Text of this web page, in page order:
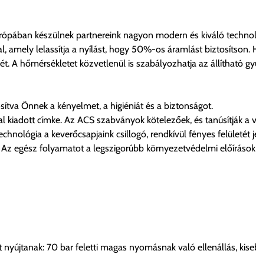
készülnek partnereink nagyon modern és kiváló
amely lelassítja a nyílást, hogy 50%-os áramlást
A hőmérsékletet közvetlenül is szabályozhatja az állítható
Önnek a kényelmet, a higiéniát és a biztonságot.
kiadott címke. Az ACS szabványok kötelezőek, és tanúsítják
a keverőcsapjaink csillogó, rendkívül fényes
egész folyamatot a legszigorúbb környezetvédelmi
70 bar feletti magas nyomásnak való ellenállás,